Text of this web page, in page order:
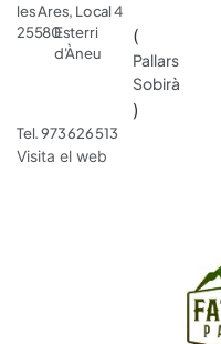
les Ares, Local 4
25580Esterri
d'Àneu
(
Pallars
Sobirà
)
Tel. 973 626 513
Visita el web